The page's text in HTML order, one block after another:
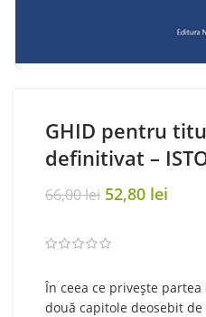
GHID pentru
definitivat –
66,00lei Original
66,00 lei.
52,80 lei
În ceea ce privește
două capitole deosebit